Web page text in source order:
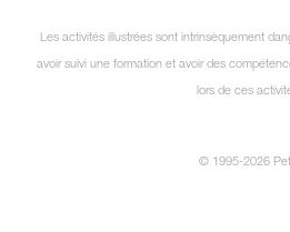
Les activités illustrées sont intrinsèquement
avoir suivi une formation et avoir des
lors de ces
© 1995-2026